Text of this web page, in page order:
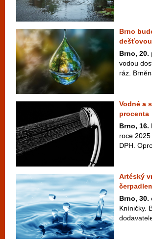
Brno
Brno, 20.
vodou
ráz.
Vodné a
procenta
Brno, 16.
roce
DPH.
Artéský
Brno, 30.
Kníničky.